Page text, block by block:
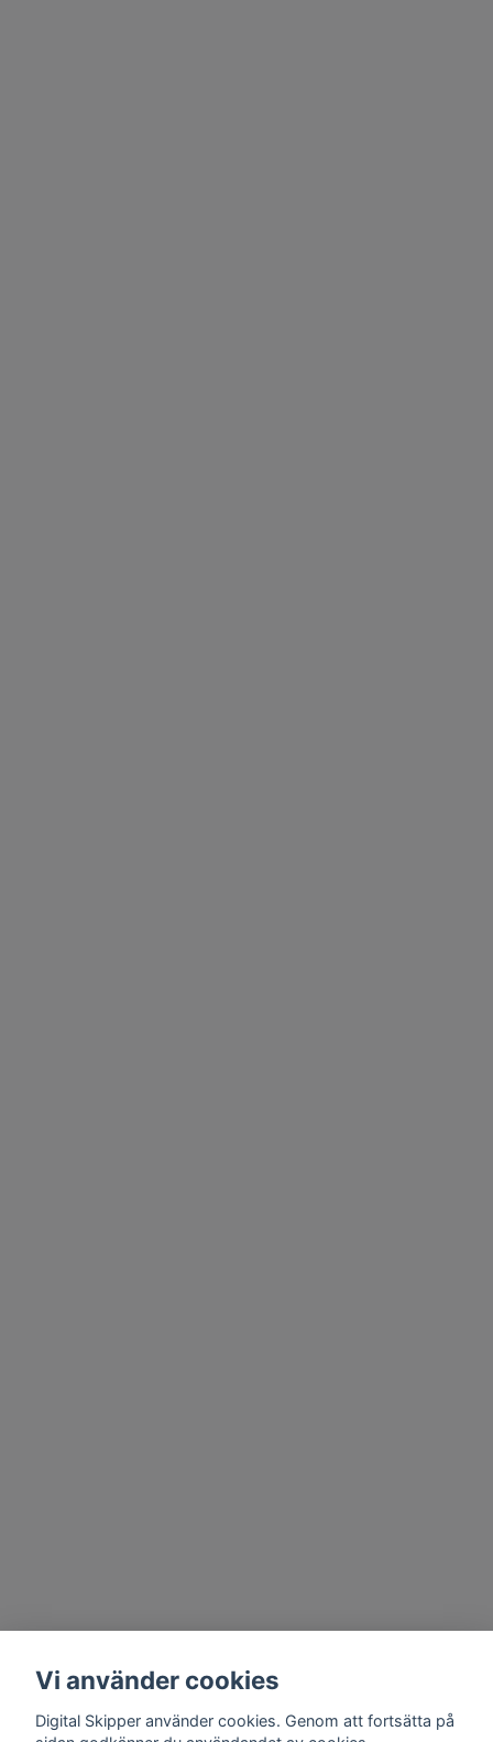
Vi använder cookies
Digital Skipper använder cookies. Genom att fortsätta på